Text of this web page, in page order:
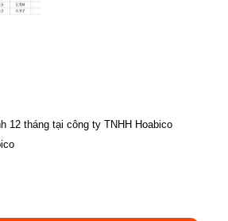
12 tháng tại công ty TNHH Hoabico